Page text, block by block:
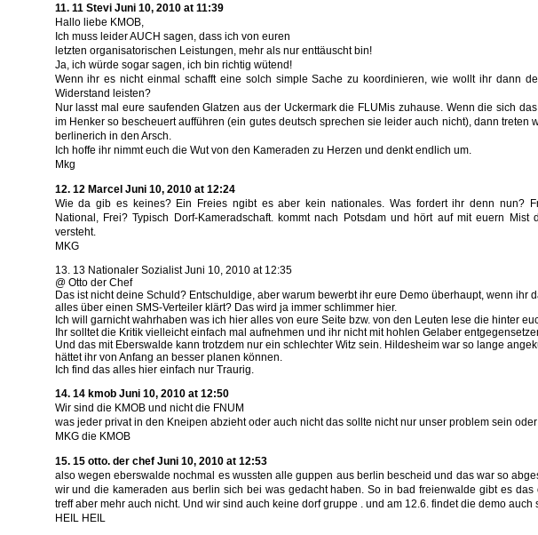
11. 11 Stevi Juni 10, 2010 at 11:39
Hallo liebe KMOB,
Ich muss leider AUCH sagen, dass ich von euren
letzten organisatorischen Leistungen, mehr als nur enttäuscht bin!
Ja, ich würde sogar sagen, ich bin richtig wütend!
Wenn ihr es nicht einmal schafft eine solch simple Sache zu koordinieren, wie wollt ihr dann
Widerstand leisten?
Nur lasst mal eure saufenden Glatzen aus der Uckermark die FLUMis zuhause. Wenn die sich
im Henker so bescheuert aufführen (ein gutes deutsch sprechen sie leider auch nicht), dann treten
berlinerich in den Arsch.
Ich hoffe ihr nimmt euch die Wut von den Kameraden zu Herzen und denkt endlich um.
Mkg
12. 12 Marcel Juni 10, 2010 at 12:24
Wie da gib es keines? Ein Freies ngibt es aber kein nationales. Was fordert ihr denn nun?
National, Frei? Typisch Dorf-Kameradschaft. kommt nach Potsdam und hört auf mit euern Mist
versteht.
MKG
13. 13 Nationaler Sozialist Juni 10, 2010 at 12:35
@ Otto der Chef
Das ist nicht deine Schuld? Entschuldige, aber warum bewerbt ihr eure Demo überhaupt, wenn ihr
alles über einen SMS-Verteiler klärt? Das wird ja immer schlimmer hier.
Ich will garnicht wahrhaben was ich hier alles von eure Seite bzw. von den Leuten lese die hinter
Ihr solltet die Kritik vielleicht einfach mal aufnehmen und ihr nicht mit hohlen Gelaber
Und das mit Eberswalde kann trotzdem nur ein schlechter Witz sein. Hildesheim war so lange
hättet ihr von Anfang an besser planen können.
Ich find das alles hier einfach nur Traurig.
14. 14 kmob Juni 10, 2010 at 12:50
Wir sind die KMOB und nicht die FNUM
was jeder privat in den Kneipen abzieht oder auch nicht das sollte nicht nur unser problem sein
MKG die KMOB
15. 15 otto. der chef Juni 10, 2010 at 12:53
also wegen eberswalde nochmal es wussten alle guppen aus berlin bescheid und das war so
wir und die kameraden aus berlin sich bei was gedacht haben. So in bad freienwalde gibt es das
treff aber mehr auch nicht. Und wir sind auch keine dorf gruppe . und am 12.6. findet die demo auch
HEIL HEIL